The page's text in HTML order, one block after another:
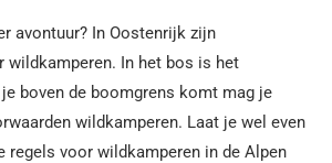
avontuur? In Oostenrijk zijn
wildkamperen. In het bos is het
boven de boomgrens komt mag je
wildkamperen. Laat je wel even
regels voor wildkamperen in de Alpen